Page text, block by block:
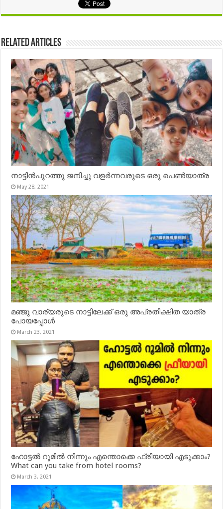
Related Articles
നാട്ടിൻപുറത്തു ജനിച്ചു വളർന്നവരുടെ ഒരു പെൺയാത്ര
May 28, 2021
മഞ്ജു വാര്യരുടെ നാട്ടിലേക്ക് ഒരു അപ്രതീക്ഷിത യാത്ര
പോയപ്പോൾ
March 23, 2021
ഹോട്ടൽ റൂമിൽ നിന്നും എന്തൊക്കെ ഫ്രീയായി എടുക്കാം?
What can you take from hotel rooms?
March 3, 2021